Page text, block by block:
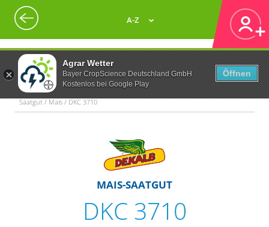
Agrar Wetter
Bayer CropScience Deutschland GmbH
Kostenlos bei Google Play
Öffnen
A-Z
Saatgut / Mais / DKC 3710
MAIS-SAATGUT
DKC 3710